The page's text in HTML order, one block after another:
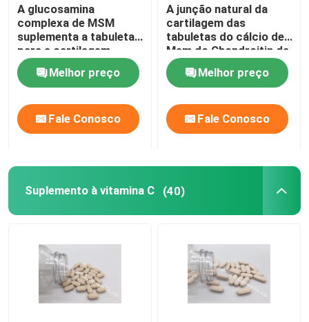
Suplementos à gestão do peso
A glucosamina
complexa de MSM
suplementa a tabuleta
para a cartilagem
OT1Y da saúde das
junçõesMelhor preço
Fale Conosco
A junção natural da
cartilagem das
tabuletas do cálcio de
Msm do Chondroitin da
glucosamina
suplementa GT4J
Melhor preço
Fale Conosco
Suplemento à vitamina C (40)